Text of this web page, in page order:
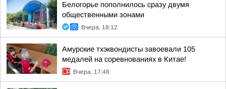
Белогорье пополнилось сразу двумя
общественными зонами
Вчера, 18:12
Амурские тхэквондисты завоевали 105
медалей на соревнованиях в Китае!
Вчера, 17:46